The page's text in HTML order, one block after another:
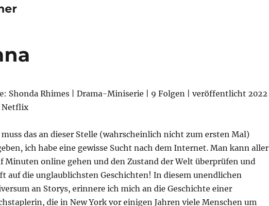
Shonda Rhimes | Drama-Miniserie | 9 Folgen | veröffentlicht 2022
Netflix
das an dieser Stelle (wahrscheinlich nicht zum ersten Mal)
ich habe eine gewisse Sucht nach dem Internet. Man kann aller
Minuten online gehen und den Zustand der Welt überprüfen und
auf die unglaublichsten Geschichten! In diesem unendlichen
an Storys, erinnere ich mich an die Geschichte einer
die in New York vor einigen Jahren viele Menschen um